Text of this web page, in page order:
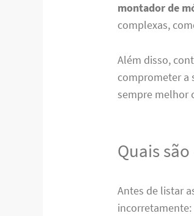
montador de
complexas,
Além disso,
comprometer a
sempre melhor
Quais
Antes de listar
incorretamente: